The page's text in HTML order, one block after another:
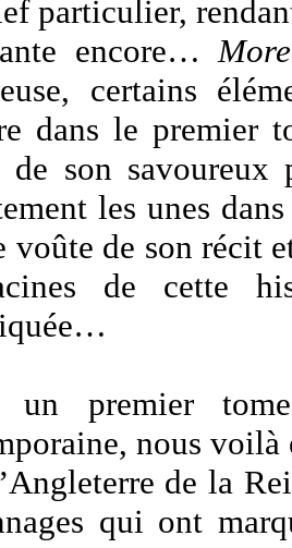
particulier,
encore…
certains
dans le premier
de son savoureux
les unes
voûte de son récit
de cette
un premier
nous
de la
qui ont